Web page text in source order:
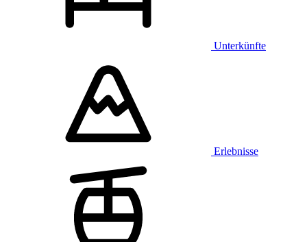
Unterkünfte
Erlebnisse